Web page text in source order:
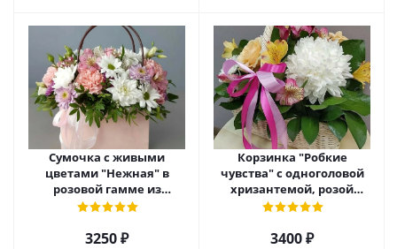
Сумочка с живыми
цветами "Нежная" в
розовой гамме из
кустовой хризантемы,
3250 ₽
Корзинка "Робкие
чувства" с одноголовой
хризантемой, розой
Эквадор и альстромерией
3400 ₽